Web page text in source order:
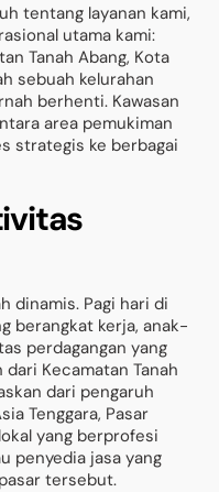
tentang layanan kami,
utama kami:
Tanah Abang, Kota
sebuah kelurahan
berhenti. Kawasan
area pemukiman
strategis ke berbagai
dinamis. Pagi hari di
berangkat kerja, anak-
perdagangan yang
dari Kecamatan Tanah
dari pengaruh
Tenggara, Pasar
yang berprofesi
penyedia jasa yang
tersebut.